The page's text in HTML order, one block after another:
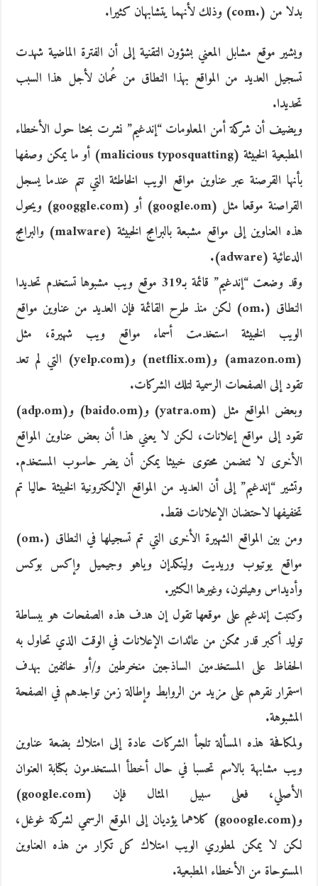
بدلا من (.com) وذلك لأنهما يتشابهان كثيرا.
ويشير موقع مشابل المعني بشؤون التقنية إلى أن الفترة الماضية شهدت
تسجيل العديد من المواقع بهذا النطاق من عُمان لأجل هذا السبب
تحديدا.
ويضيف أن شركة أمن المعلومات “إندغيم” نشرت بحثا حول الأخطاء
المطبعية الخبيثة (malicious typosquatting) أو ما يمكن وصفها
بأنها القرصنة عبر عناوين مواقع الويب الخاطئة التي تتم عندما يسجل
القراصنة موقعا مثل (google.om) أو (googgle.com) ويحول
هذه العناوين إلى مواقع مشبعة بالبرامج الخبيئة (malware) والبرامج
الدعائية (adware).
وقد وضعت “إندغيم” قائمة بـ319 موقع ويب مشبوها تستخدم تحديدا
النطاق (.om) لكن منذ طرح القائمة فإن العديد من عناوين مواقع
الويب الخبيثة استخدمت أسماء مواقع ويب شهيرة، مثل
(amazon.om) و(netflix.om) و(yelp.com) التي لم تعد
تقود إلى الصفحات الرسمية لتلك الشركات.
وبعض المواقع مثل (yatra.om) و(baido.om) و(adp.om)
تقود إلى مواقع إعلانات، لكن لا يعني هذا أن بعض عناوين المواقع
الأخرى لا تتضمن محتوى خبيثا يمكن أن يضر حاسوب المستخدم.
وتشير “إندغيم” إلى أن العديد من المواقع الإلكترونية الخبيثة حاليا تم
تخفيفها لاحتضان الإعلانات فقط.
ومن بين المواقع الشهيرة الأخرى التي تم تسجيلها في النطاق (.om)
مواقع يوتيوب وريديت ولينكدإن وياهو وجيميل وإكس بوكس
وأديداس وهيلتون، وغيرها الكثير.
وكتبت إندغيم على موقعها تقول إن هدف هذه الصفحات هو ببساطة
توليد أكبر قدر ممكن من عائدات الإعلانات في الوقت الذي تحاول به
الحفاظ على المستخدمين الساذجين منخرطين و/أو خائفين بهدف
استمرار نقرهم على مزيد من الروابط وإطالة زمن تواجدهم في الصفحة
المشبوهة.
ولمكافحة هذه المسألة تلجأ الشركات عادة إلى امتلاك بضعة عناوين
ويب مشابهة بالاسم تحسبا في حال أخطأ المستخدمون بكتابة العنوان
الأصلي، فعلى سبيل المثال فإن (google.com)
و(gooogle.com) كلاهما يؤديان إلى الموقع الرسمي لشركة غوغل،
لكن لا يمكن لمطوري الويب امتلاك كل تكرار من هذه العناوين
المستوحاة من الأخطاء المطبعية.